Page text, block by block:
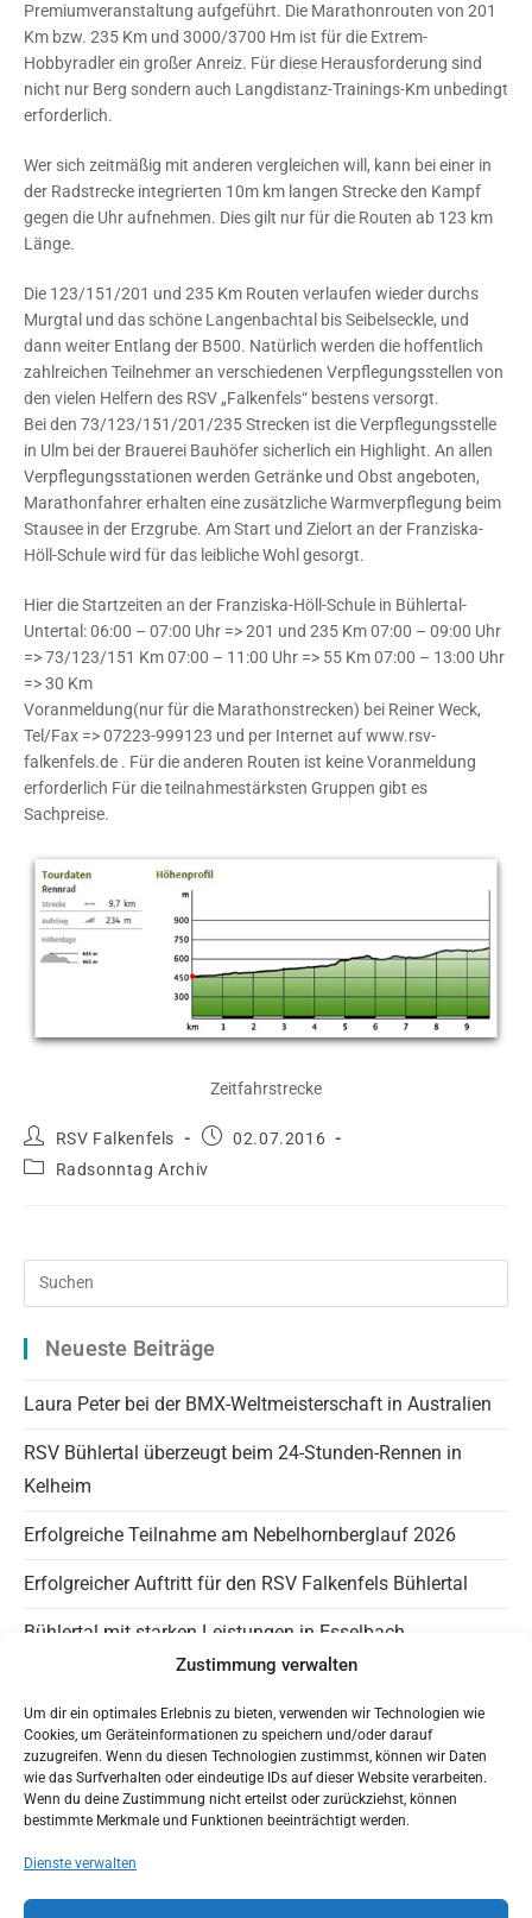
Zustimmung verwalten
Um dir ein optimales Erlebnis zu bieten, verwenden wir Technologien wie
Cookies, um Geräteinformationen zu speichern und/oder darauf
zuzugreifen. Wenn du diesen Technologien zustimmst, können wir Daten
wie das Surfverhalten oder eindeutige IDs auf dieser Website verarbeiten.
Wenn du deine Zustimmung nicht erteilst oder zurückziehst, können
bestimmte Merkmale und Funktionen beeinträchtigt werden.
Dienste verwalten
Premiumveranstaltung aufgeführt. Die Marathonrouten von 201
Km bzw. 235 Km und 3000/3700 Hm ist für die Extrem-
Hobbyradler ein großer Anreiz. Für diese Herausforderung sind
nicht nur Berg sondern auch Langdistanz-Trainings-Km unbedingt
erforderlich.
Wer sich zeitmäßig mit anderen vergleichen will, kann bei einer in
der Radstrecke integrierten 10m km langen Strecke den Kampf
gegen die Uhr aufnehmen. Dies gilt nur für die Routen ab 123 km
Länge.
Die 123/151/201 und 235 Km Routen verlaufen wieder durchs
Murgtal und das schöne Langenbachtal bis Seibelseckle, und
dann weiter Entlang der B500. Natürlich werden die hoffentlich
zahlreichen Teilnehmer an verschiedenen Verpflegungsstellen von
den vielen Helfern des RSV „Falkenfels“ bestens versorgt.
Bei den 73/123/151/201/235 Strecken ist die Verpflegungsstelle
in Ulm bei der Brauerei Bauhöfer sicherlich ein Highlight. An allen
Verpflegungsstationen werden Getränke und Obst angeboten,
Marathonfahrer erhalten eine zusätzliche Warmverpflegung beim
Stausee in der Erzgrube. Am Start und Zielort an der Franziska-
Höll-Schule wird für das leibliche Wohl gesorgt.
Hier die Startzeiten an der Franziska-Höll-Schule in Bühlertal-
Untertal: 06:00 – 07:00 Uhr => 201 und 235 Km 07:00 – 09:00 Uhr
=> 73/123/151 Km 07:00 – 11:00 Uhr => 55 Km 07:00 – 13:00 Uhr
=> 30 Km
Voranmeldung(nur für die Marathonstrecken) bei Reiner Weck,
Tel/Fax => 07223-999123 und per Internet auf www.rsv-
falkenfels.de . Für die anderen Routen ist keine Voranmeldung
erforderlich Für die teilnahmestärksten Gruppen gibt es
Sachpreise.
Zeitfahrstrecke
Beitrags-
Autor:
RSV Falkenfels
Beitrag02.07.2016
Beitrags-Radsonntag Archiv
Neueste Beiträge
Laura Peter bei der BMX-Weltmeisterschaft in Australien
RSV Bühlertal überzeugt beim 24-Stunden-Rennen in
Kelheim
Erfolgreiche Teilnahme am Nebelhornberglauf 2026
Erfolgreicher Auftritt für den RSV Falkenfels Bühlertal
Bühlertal mit starken Leistungen in Esselbach
Panaromagravel auf Instagram
Trainingszeiten
HaLT – Jugendfreundlicher Verein
Mit Google Maps nach Bühlertal